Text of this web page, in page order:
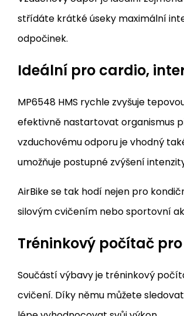
střídáte krátké úseky maximální
odpočinek.
Ideální pro cardio,
MP6548 HMS rychle zvyšuje
efektivně nastartovat organismus
vzduchovému odporu je vhodný
umožňuje postupné zvýšení
AirBike se tak hodí nejen pro
silovým cvičením nebo sportovní
Tréninkový počítač
Součástí výbavy je tréninkový
cvičení. Díky němu můžete